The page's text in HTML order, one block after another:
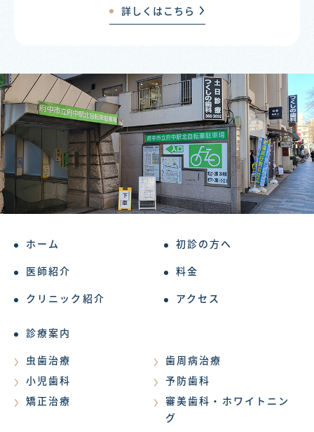
詳しくはこちら
ホーム
初診の方へ
医師紹介
料金
クリニック紹介
アクセス
診療案内
虫歯治療
歯周病治療
小児歯科
予防歯科
矯正治療
審美歯科・ホワイトニン
グ